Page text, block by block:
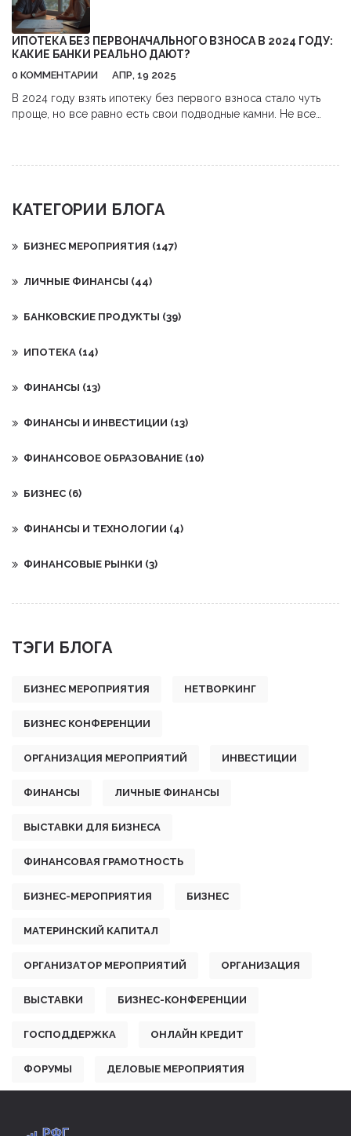
ИПОТЕКА БЕЗ ПЕРВОНАЧАЛЬНОГО ВЗНОСА В 2024 ГОДУ:
КАКИЕ БАНКИ РЕАЛЬНО ДАЮТ?
0 КОММЕНТАРИИ АПР, 19 2025
В 2024 году взять ипотеку без первого взноса стало чуть
проще, но все равно есть свои подводные камни. Не все
конкретные примеры банков и советы, как повысить шансы
что ввязываетесь.
КАТЕГОРИИ БЛОГА
БИЗНЕС МЕРОПРИЯТИЯ (147)
ЛИЧНЫЕ ФИНАНСЫ (44)
БАНКОВСКИЕ ПРОДУКТЫ (39)
ИПОТЕКА (14)
ФИНАНСЫ (13)
ФИНАНСЫ И ИНВЕСТИЦИИ (13)
ФИНАНСОВОЕ ОБРАЗОВАНИЕ (10)
БИЗНЕС (6)
ФИНАНСЫ И ТЕХНОЛОГИИ (4)
ФИНАНСОВЫЕ РЫНКИ (3)
ТЭГИ БЛОГА
БИЗНЕС МЕРОПРИЯТИЯ НЕТВОРКИНГ
БИЗНЕС КОНФЕРЕНЦИИ
ОРГАНИЗАЦИЯ МЕРОПРИЯТИЙ ИНВЕСТИЦИИ
ФИНАНСЫ ЛИЧНЫЕ ФИНАНСЫ
ВЫСТАВКИ ДЛЯ БИЗНЕСА
ФИНАНСОВАЯ ГРАМОТНОСТЬ
БИЗНЕС-МЕРОПРИЯТИЯ БИЗНЕС
МАТЕРИНСКИЙ КАПИТАЛ
ОРГАНИЗАТОР МЕРОПРИЯТИЙ ОРГАНИЗАЦИЯ
ВЫСТАВКИ БИЗНЕС-КОНФЕРЕНЦИИ
ГОСПОДДЕРЖКА ОНЛАЙН КРЕДИТ
ФОРУМЫ ДЕЛОВЫЕ МЕРОПРИЯТИЯ